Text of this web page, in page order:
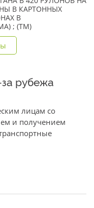
В КАРТОННЫХ
В
; (TM)
рубежа
лицам со
и получением